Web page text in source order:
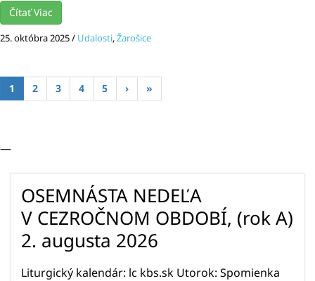
Čítať Viac
25. októbra 2025/ Udalosti,Žarošice
1 2 3 4 5 › »
—
OSEMNÁSTA NEDEĽA
V CEZROČNOM OBDOBÍ, (rok A)
2. augusta 2026
Liturgický kalendár: lc kbs.sk Utorok: Spomienka